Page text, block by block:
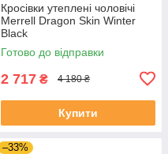
Кросівки утеплені чоловічі
Merrell Dragon Skin Winter
Black
Готово до відправки
2 717 ₴ 4 180 ₴
Купити
–33%